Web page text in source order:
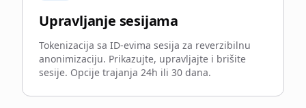
Upravljanje sesijama
Tokenizacija sa ID-evima sesija za reverzibilnu
anonimizaciju. Prikazujte, upravljajte i brišite
sesije. Opcije trajanja 24h ili 30 dana.